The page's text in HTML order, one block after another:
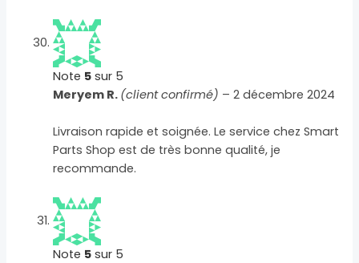
Note 5 sur 5
Meryem R. (client confirmé) – 2 décembre 2024
Livraison rapide et soignée. Le service chez Smart
Parts Shop est de très bonne qualité, je
recommande.
Note 5 sur 5